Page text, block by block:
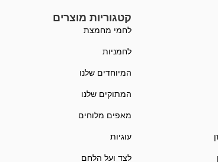
קטגוריות מוצרים
לחמי מחמצת
לחמניות
המיוחדים שלנו
המתוקים שלנו
מאפים מלוחים
עוגיות
לצד ועל הלחם